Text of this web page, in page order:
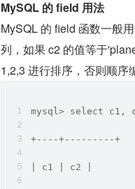
MySQL 的 field 用法
MySQL 的 field 函数一般
列，如果 c2 的值等于
1,2,3 进行排序，否则顺序
mysql> select
+----+---------+
| c1 | c2 |